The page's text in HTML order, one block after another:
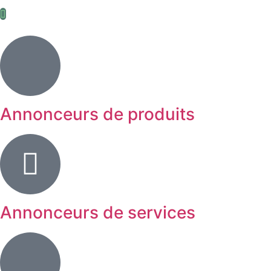
Annonceurs de produits
Annonceurs de services